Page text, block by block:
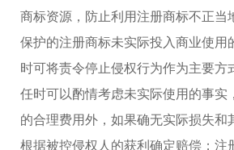
商标资源，防止利用注册商标不正当
保护的注册商标未实际投入商业使用
时可将责令停止侵权行为作为主要方
任时可以酌情考虑未实际使用的事实
的合理费用外，如果确无实际损失和
根据被控侵权人的获利确定赔偿；注